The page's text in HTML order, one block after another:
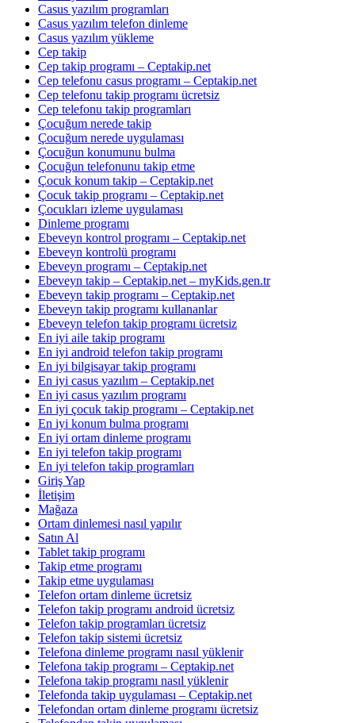
Casus yazılım programları
Casus yazılım telefon dinleme
Casus yazılım yükleme
Cep takip
Cep takip programı – Ceptakip.net
Cep telefonu casus programı – Ceptakip.net
Cep telefonu takip programı ücretsiz
Cep telefonu takip programları
Çocuğum nerede takip
Çocuğum nerede uygulaması
Çocuğun konumunu bulma
Çocuğun telefonunu takip etme
Çocuk konum takip – Ceptakip.net
Çocuk takip programı – Ceptakip.net
Çocukları izleme uygulaması
Dinleme programı
Ebeveyn kontrol programı – Ceptakip.net
Ebeveyn kontrolü programı
Ebeveyn programı – Ceptakip.net
Ebeveyn takip – Ceptakip.net – myKids.gen.tr
Ebeveyn takip programı – Ceptakip.net
Ebeveyn takip programı kullananlar
Ebeveyn telefon takip programı ücretsiz
En iyi aile takip programı
En iyi android telefon takip programı
En iyi bilgisayar takip programı
En iyi casus yazılım – Ceptakip.net
En iyi casus yazılım programı
En iyi çocuk takip programı – Ceptakip.net
En iyi konum bulma programı
En iyi ortam dinleme programı
En iyi telefon takip programı
En iyi telefon takip programları
Giriş Yap
İletişim
Mağaza
Ortam dinlemesi nasıl yapılır
Satın Al
Tablet takip programı
Takip etme programı
Takip etme uygulaması
Telefon ortam dinleme ücretsiz
Telefon takip programı android ücretsiz
Telefon takip programları ücretsiz
Telefon takip sistemi ücretsiz
Telefona dinleme programı nasıl yüklenir
Telefona takip programı – Ceptakip.net
Telefona takip programı nasıl yüklenir
Telefonda takip uygulaması – Ceptakip.net
Telefondan ortam dinleme programı ücretsiz